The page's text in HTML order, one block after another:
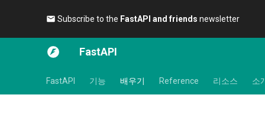
Subscribe to the FastAPI and friends newsletter 🎉
FastAPI
FastAPI 기능 배우기 Reference 리소스 소